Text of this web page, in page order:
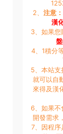
2、 注意：
漢
3、如果您
4、1積分
5、本站支
就可以自
來得及漢
6、如果不
開發需求
7、因程序